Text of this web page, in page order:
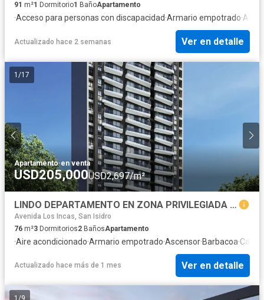
91 m²1 Dormitorio1 BañoApartamento
·Acceso para personas con discapacidad·Armario empotrado·
Actualizado hace 2 semanas Ver en detalle
1 /17
Apartamento·en venta
USD205,000USD2,697/m²
LINDO DEPARTAMENTO EN ZONA PRIVILEGIADA DE JESUS MARÍA
Avenida Los Incas, San Isidro
76 m²3 Dormitorios2 BañosApartamento
·Aire acondicionado·Armario empotrado·Ascensor·Barbacoa·
Actualizado hace más de 1 mes Ver en detalle